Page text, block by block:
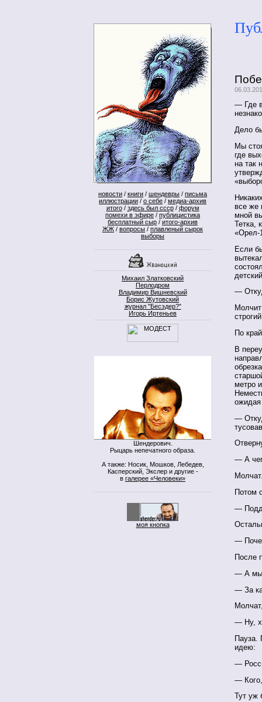
новости / книги / шендевры / письма
иллюстрации / о себе / медиа-архив
итого/ здесь был ссср/ форум
помехи в эфире / публицистика
бесплатный сыр / итого-архив
ЖЖ / вопросы / плавленый сырок
выборы
Михаил Златковский
Перлодром
Владимир Вишневский
Борис Жутовский
журнал "Бесэдер?"
Игорь Иртеньев
Шендерович.
Рыцарь непечатного образа.
А также: Носик, Мошков, Лебедев,
Касперский, Экслер и другие -
в галерее «Человеки»
моя кнопка
— Где
Дело
Мы
где
на так
все же
мной
Тетка,
«Орел-
Если
—
По
В
метро
ожидая
—
— А
Потом
—
—
После
— А мы
— За
— Ну,
Пауза.
идею:
—
—
Тут уж